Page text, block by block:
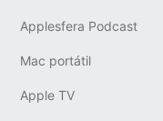
Applesfera Podcast
Mac portátil
Apple TV